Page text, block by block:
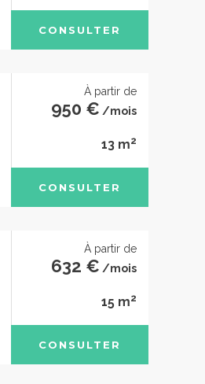
CONSULTER
À partir de
950 € /mois
13 m2
CONSULTER
À partir de
632 € /mois
15 m2
CONSULTER